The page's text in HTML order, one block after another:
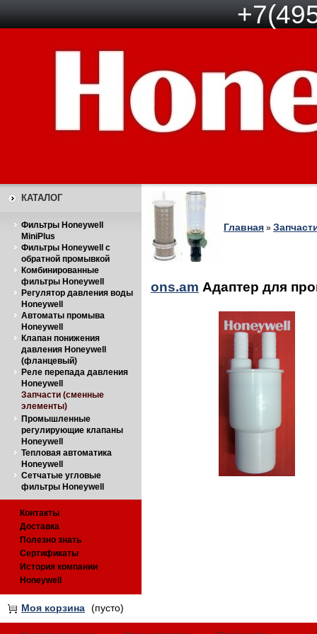
КАТАЛОГ
Фильтры Honeywell
MiniPlus
Фильтры Honeywell с
обратной промывкой
Комбинированные
фильтры Honeywell
Регулятор давления воды
Honeywell
Автоматы промыва
Honeywell
Клапан понижения
давления Honeywell
(фланцевый)
Реле перепада давления
Honeywell
Запчасти (сменные
элементы)
Промышленные
регулирующие клапаны
Honeywell
Тепловая автоматика
Honeywell
Сетчатые угловые
фильтры Honeywell
Контакты
Доставка
Полезно знать
Сертификаты
История компании
Honeywell
Моя корзина (пусто)
Главная »
ons.am Адаптер для